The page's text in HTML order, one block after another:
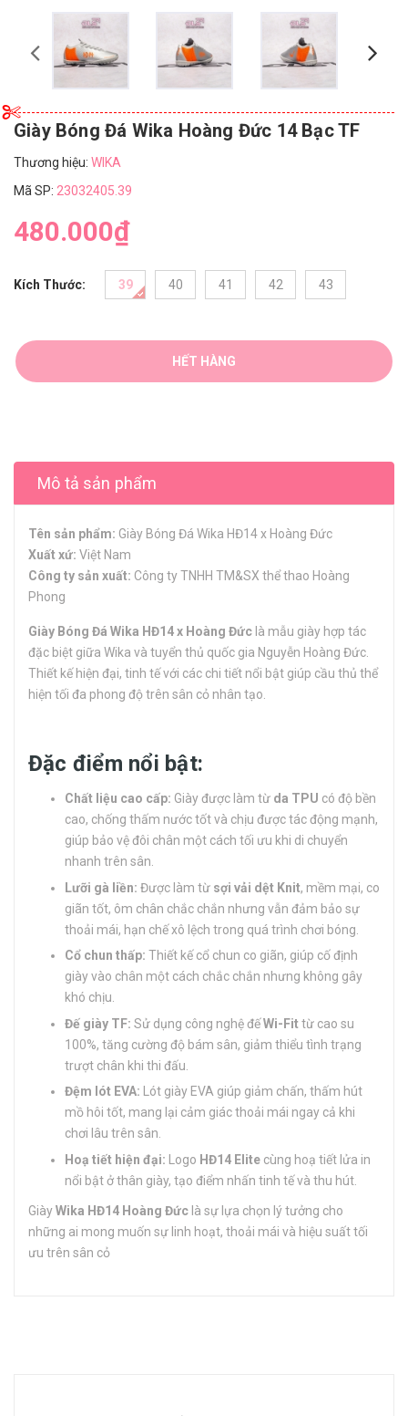
Giày Bóng Đá Wika Hoàng Đức 14 Bạc TF
Thương hiệu: WIKA
Mã SP: 23032405.39
480.000₫
Kích Thước: 39 40 41 42 43
HẾT HÀNG
Mô tả sản phẩm
Tên sản phẩm: Giày Bóng Đá Wika HĐ14 x Hoàng Đức
Xuất xứ: Việt Nam
Công ty sản xuất: Công ty TNHH TM&SX thể thao Hoàng
Phong
Giày Bóng Đá Wika HĐ14 x Hoàng Đức là mẫu giày hợp tác
đặc biệt giữa Wika và tuyển thủ quốc gia Nguyễn Hoàng Đức.
Thiết kế hiện đại, tinh tế với các chi tiết nổi bật giúp cầu thủ thể
hiện tối đa phong độ trên sân cỏ nhân tạo.
Đặc điểm nổi bật:
Chất liệu cao cấp: Giày được làm từ da TPU có độ bền
cao, chống thấm nước tốt và chịu được tác động mạnh,
giúp bảo vệ đôi chân một cách tối ưu khi di chuyển
nhanh trên sân.
Lưỡi gà liền: Được làm từ sợi vải dệt Knit, mềm mại, co
giãn tốt, ôm chân chắc chắn nhưng vẫn đảm bảo sự
thoải mái, hạn chế xô lệch trong quá trình chơi bóng.
Cổ chun thấp: Thiết kế cổ chun co giãn, giúp cố định
giày vào chân một cách chắc chắn nhưng không gây
khó chịu.
Đế giày TF: Sử dụng công nghệ đếWi-Fit từ cao su
100%, tăng cường độ bám sân, giảm thiểu tình trạng
trượt chân khi thi đấu.
Đệm lót EVA: Lót giày EVA giúp giảm chấn, thấm hút
mồ hôi tốt, mang lại cảm giác thoải mái ngay cả khi
chơi lâu trên sân.
Hoạ tiết hiện đại: Logo HĐ14 Elite cùng hoạ tiết lửa in
nổi bật ở thân giày, tạo điểm nhấn tinh tế và thu hút.
GiàyWika HĐ14 Hoàng Đức là sự lựa chọn lý tưởng cho
những ai mong muốn sự linh hoạt, thoải mái và hiệu suất tối
ưu trên sân cỏ